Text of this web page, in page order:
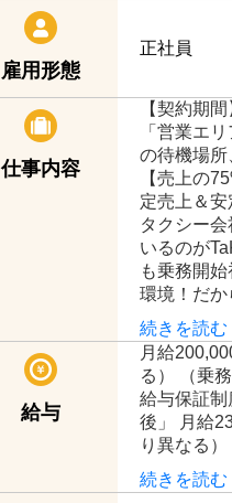
雇用形態
正社員
仕事内容
【契約期
「営業エ
の待機場
【売上の
定売上＆
タクシー
いるのが
も乗務開
環境！だ
続きを読む
給与
月給
る） （乗
給与保証制
後」 月給
り異なる
続きを読む